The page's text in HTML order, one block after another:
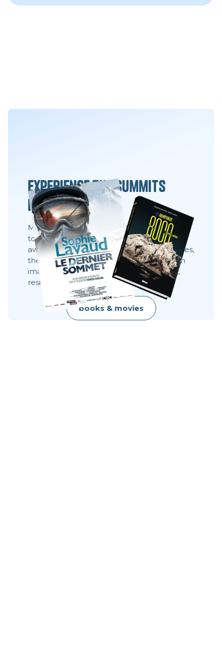
Experience the summits
differently
Movies, books and always the same desire:
to share what you can't see 8,000 meters
away. These stories show behind the scenes,
the faces, the choices. They show what an
image does not always say: effort, doubt,
resilience, raw beauty.
books & movies